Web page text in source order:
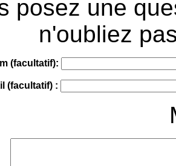
posez une
n'oubliez
(facultatif):
(facultatif) :